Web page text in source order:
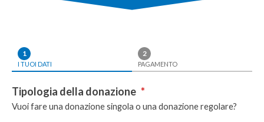
1
I TUOI DATI
2
PAGAMENTO
Tipologia della donazione *
Vuoi fare una donazione singola o una donazione regolare?